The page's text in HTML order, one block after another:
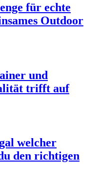
für echte
Outdoor
und
trifft auf
welcher
den richtigen